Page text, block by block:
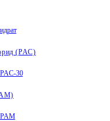
(PAC)
PAC-30